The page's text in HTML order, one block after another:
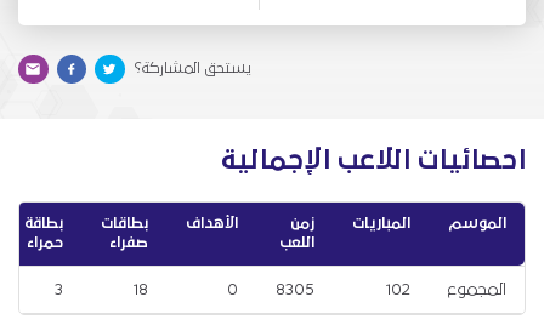
يستحق المشاركة؟
احصائيات اللاعب الإجمالية
الموسم المباريات
زمن
اللعب
الأهداف
بطاقات
صفراء
بطاقة
حمراء
المجموع 102
8305
0
18
3